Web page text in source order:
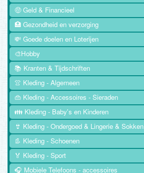
🤑 Geld & Financieel
🏥 Gezondheid en verzorging
💸 Goede doelen en Loterijen
🎨Hobby
📚 Kranten & Tijdschriften
👚 Kleding - Algemeen
👜 Kleding - Accessoires - Sieraden
👪 Kleding - Baby's en Kinderen
👙 Kleding - Ondergoed & Lingerie & Sokken
👢 Kleding - Schoenen
🏅 Kleding - Sport
🎧 Mobiele Telefoons - accessoires